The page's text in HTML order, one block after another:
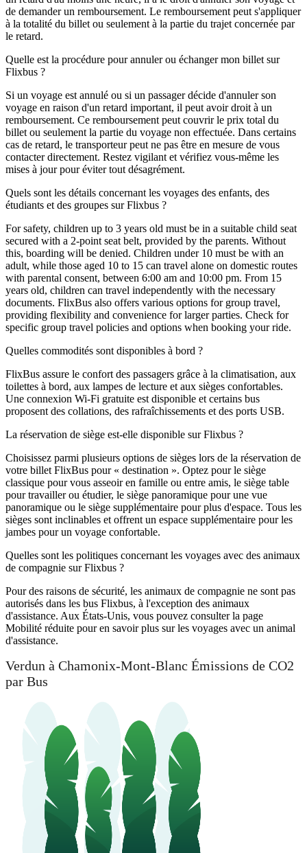
de demander un remboursement. Le remboursement peut s'appliquer
à la totalité du billet ou seulement à la partie du trajet concernée par
le retard.
Quelle est la procédure pour annuler ou échanger mon billet sur
Flixbus ?
Si un voyage est annulé ou si un passager décide d'annuler son
voyage en raison d'un retard important, il peut avoir droit à un
remboursement. Ce remboursement peut couvrir le prix total du
billet ou seulement la partie du voyage non effectuée. Dans certains
cas de retard, le transporteur peut ne pas être en mesure de vous
contacter directement. Restez vigilant et vérifiez vous-même les
mises à jour pour éviter tout désagrément.
Quels sont les détails concernant les voyages des enfants, des
étudiants et des groupes sur Flixbus ?
For safety, children up to 3 years old must be in a suitable child seat
secured with a 2-point seat belt, provided by the parents. Without
this, boarding will be denied. Children under 10 must be with an
adult, while those aged 10 to 15 can travel alone on domestic routes
with parental consent, between 6:00 am and 10:00 pm. From 15
years old, children can travel independently with the necessary
documents. FlixBus also offers various options for group travel,
providing flexibility and convenience for larger parties. Check for
specific group travel policies and options when booking your ride.
Quelles commodités sont disponibles à bord ?
FlixBus assure le confort des passagers grâce à la climatisation, aux
toilettes à bord, aux lampes de lecture et aux sièges confortables.
Une connexion Wi-Fi gratuite est disponible et certains bus
proposent des collations, des rafraîchissements et des ports USB.
La réservation de siège est-elle disponible sur Flixbus ?
Choisissez parmi plusieurs options de sièges lors de la réservation de
votre billet FlixBus pour « destination ». Optez pour le siège
classique pour vous asseoir en famille ou entre amis, le siège table
pour travailler ou étudier, le siège panoramique pour une vue
panoramique ou le siège supplémentaire pour plus d'espace. Tous les
sièges sont inclinables et offrent un espace supplémentaire pour les
jambes pour un voyage confortable.
Quelles sont les politiques concernant les voyages avec des animaux
de compagnie sur Flixbus ?
Pour des raisons de sécurité, les animaux de compagnie ne sont pas
autorisés dans les bus Flixbus, à l'exception des animaux
d'assistance. Aux États-Unis, vous pouvez consulter la page
Mobilité réduite pour en savoir plus sur les voyages avec un animal
d'assistance.
Verdun à Chamonix-Mont-Blanc Émissions de CO2
par Bus